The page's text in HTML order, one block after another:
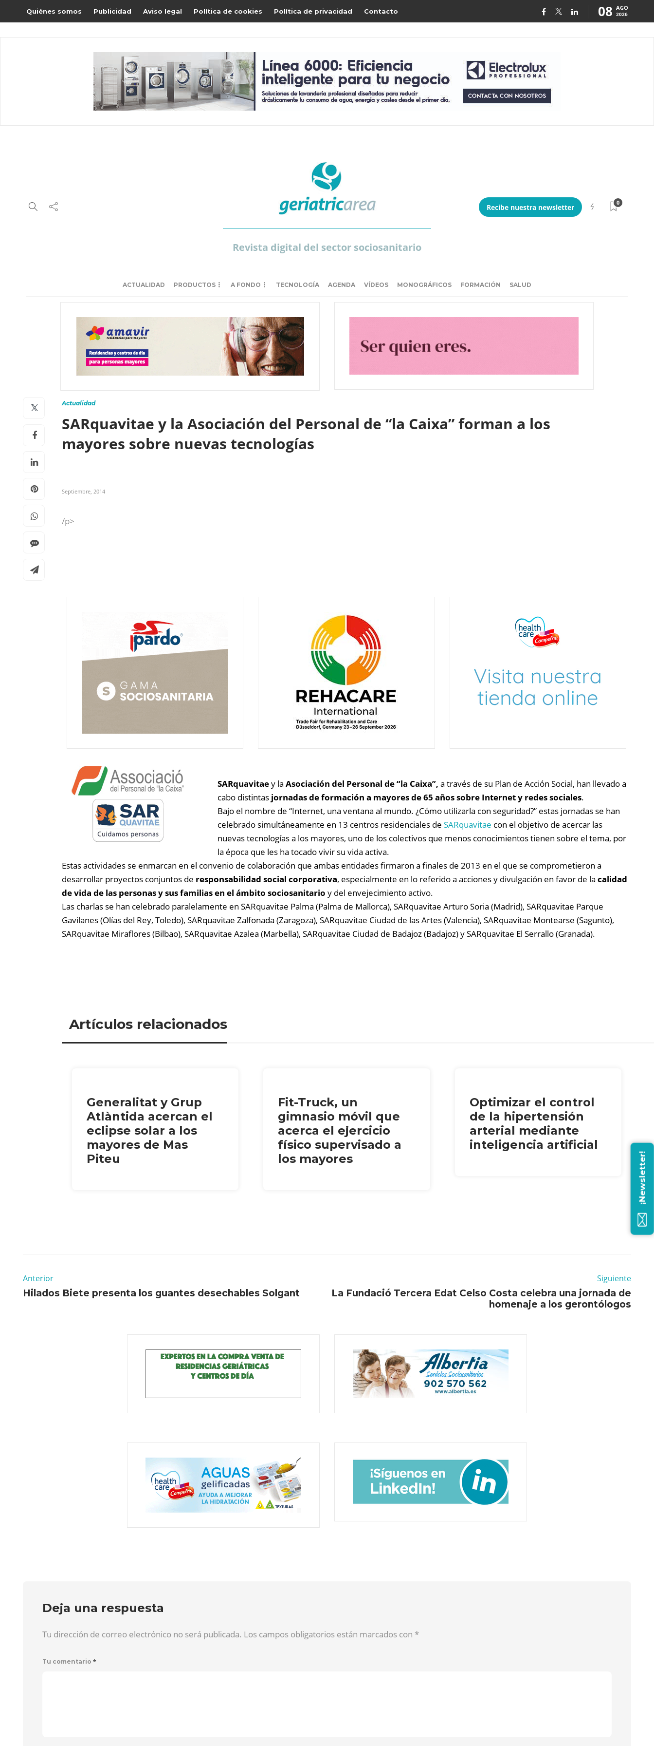
Quiénes somos Publicidad Aviso legal Política de cookies Política de privacidad Contacto 08 AGO
2026
Revista digital del sector sociosanitario
Recibe nuestra newsletter
0
ACTUALIDAD PRODUCTOS A FONDO TECNOLOGÍA AGENDA VÍDEOS MONOGRÁFICOS FORMACIÓN SALUD
Actualidad
SARquavitae y la Asociación del Personal de “la Caixa” forman a los
mayores sobre nuevas tecnologías
Septiembre, 2014
/p>
SARquavitaey la Asociación del Personal de “la Caixa”, a través de su Plan de Acción Social, han llevado a
cabo distintas jornadas de formación a mayores de 65 años sobre Internet y redes sociales.
Bajo el nombre de “Internet, una ventana al mundo. ¿Cómo utilizarla con seguridad?” estas jornadas se han
celebrado simultáneamente en 13 centros residenciales de SARquavitae con el objetivo de acercar las
nuevas tecnologías a los mayores, uno de los colectivos que menos conocimientos tienen sobre el tema, por
la época que les ha tocado vivir su vida activa.
Estas actividades se enmarcan en el convenio de colaboración que ambas entidades firmaron a finales de 2013 en el que se comprometieron a
desarrollar proyectos conjuntos de responsabilidad social corporativa, especialmente en lo referido a acciones y divulgación en favor de la calidad
de vida de las personas y sus familias en el ámbito sociosanitario y del envejecimiento activo.
Las charlas se han celebrado paralelamente en SARquavitae Palma (Palma de Mallorca), SARquavitae Arturo Soria (Madrid), SARquavitae Parque
Gavilanes (Olías del Rey, Toledo), SARquavitae Zalfonada (Zaragoza), SARquavitae Ciudad de las Artes (Valencia), SARquavitae Montearse (Sagunto),
SARquavitae Miraflores (Bilbao), SARquavitae Azalea (Marbella), SARquavitae Ciudad de Badajoz (Badajoz) y SARquavitae El Serrallo (Granada).
Artículos relacionados
Generalitat y Grup
Atlàntida acercan el
eclipse solar a los
mayores de Mas
Piteu
Fit-Truck, un
gimnasio móvil que
acerca el ejercicio
físico supervisado a
los mayores
Optimizar el control
de la hipertensión
arterial mediante
inteligencia artificial
Anterior
Hilados Biete presenta los guantes desechables Solgant
Siguiente
La Fundació Tercera Edat Celso Costa celebra una jornada de
homenaje a los gerontólogos
Deja una respuesta
Tu dirección de correo electrónico no será publicada. Los campos obligatorios están marcados con *
Tu comentario *
¡Newsletter!